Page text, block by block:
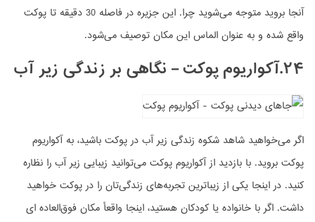
آنجا بروید متوجه می‌شوید چرا. این جزیره در فاصله 30 دقیقه تا پوکت
واقع شده و به عنوان الماس این مکان توصیف می‌شود.
۲۴.آکواریوم پوکت – نگاهی بر زندگی زیر آب
اگر می‌خواهید شاهد شکوه زندگی زیر آب در پوکت باشید، به آکواریوم
پوکت بروید. با بازدید از آکواریوم پوکت می‌توانید زیبایی زیر آب را نظاره
کنید. در اینجا یکی از زیباترین تجربه‌های زندگی‌تان را در پوکت خواهید
داشت. اگر با خانواده یا کودکان هستید، اینجا واقعأ مکان فوق‌العاده ای